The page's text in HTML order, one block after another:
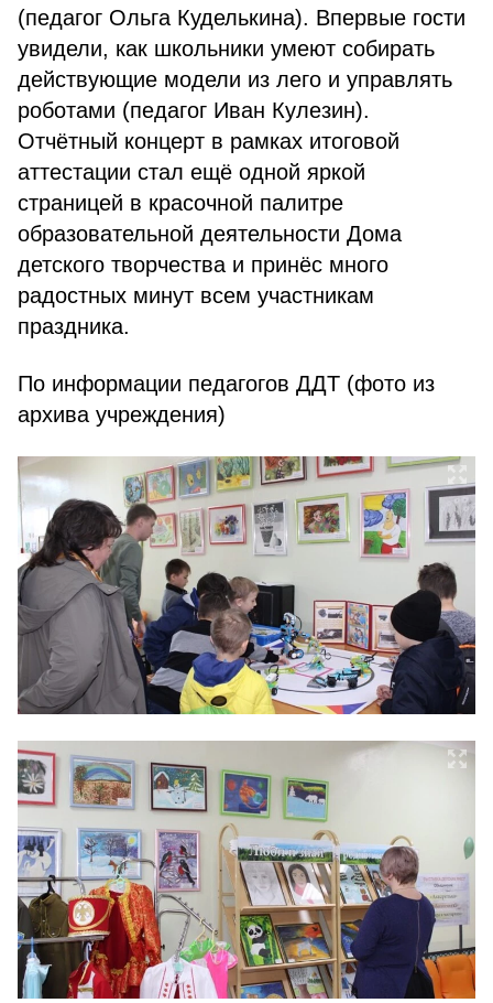
(педагог Ольга Куделькина). Впервые гости
увидели, как школьники умеют собирать
действующие модели из лего и управлять
роботами (педагог Иван Кулезин).
Отчётный концерт в рамках итоговой
аттестации стал ещё одной яркой
страницей в красочной палитре
образовательной деятельности Дома
детского творчества и принёс много
радостных минут всем участникам
праздника.
По информации педагогов ДДТ (фото из
архива учреждения)